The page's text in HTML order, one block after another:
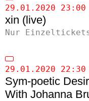
29.01.2020 23:00
xin (live)
Nur
29.01.2020 22:30
Sym-poetic
Johanna